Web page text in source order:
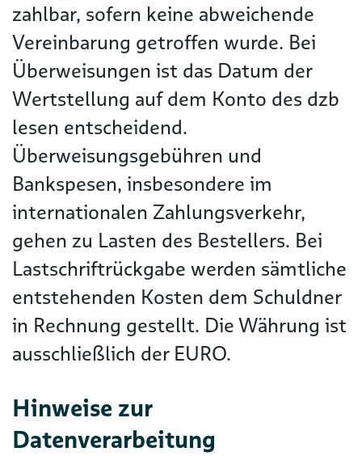
zahlbar, sofern keine abweichende
Vereinbarung getroffen wurde. Bei
Überweisungen ist das Datum der
Wertstellung auf dem Konto des dzb
lesen entscheidend.
Überweisungsgebühren und
Bankspesen, insbesondere im
internationalen Zahlungsverkehr,
gehen zu Lasten des Bestellers. Bei
Lastschriftrückgabe werden sämtliche
entstehenden Kosten dem Schuldner
in Rechnung gestellt. Die Währung ist
ausschließlich der EURO.
Hinweise zur
Datenverarbeitung